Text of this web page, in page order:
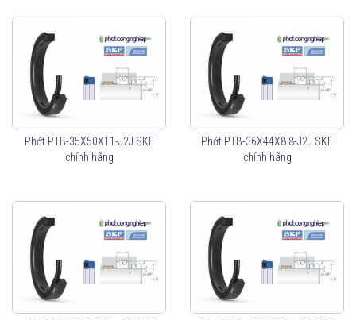
Phớt PTB-35X50X11-J2J SKF
chính hãng
Phớt PTB-36X44X8.8-J2J SKF
chính hãng